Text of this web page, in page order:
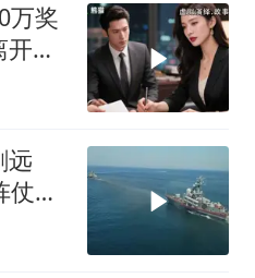
万奖
，
远
，